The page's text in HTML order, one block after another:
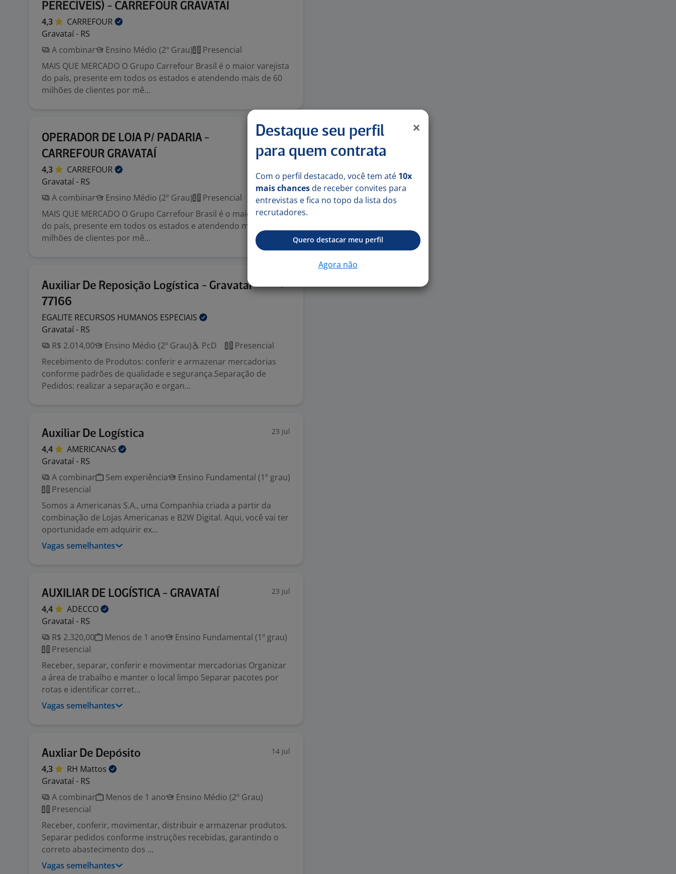
PERECÍVEIS) - CARREFOUR GRAVATAÍ
4,3
CARREFOUR
Gravataí - RS
A combinar
Ensino Médio (2º Grau)
Presencial
MAIS QUE MERCADO O Grupo Carrefour Brasil é o maior varejista
do país, presente em todos os estados e atendendo mais de 60
milhões de clientes por mê...
OPERADOR DE LOJA P/ PADARIA -
CARREFOUR GRAVATAÍ
30 jul
4,3
CARREFOUR
Gravataí - RS
A combinar
Ensino Médio (2º Grau)
Presencial
MAIS QUE MERCADO O Grupo Carrefour Brasil é o maior varejista
do país, presente em todos os estados e atendendo mais de 60
milhões de clientes por mê...
Auxiliar De Reposição Logística - Gravataí -
77166
EGALITE RECURSOS HUMANOS ESPECIAIS
Gravataí - RS
R$ 2.014,00
Ensino Médio (2º Grau) PcD
Presencial
Recebimento de Produtos: conferir e armazenar mercadorias
conforme padrões de qualidade e segurança.Separação de
Pedidos: realizar a separação e organ...
Auxiliar De Logística 23 jul
4,4
AMERICANAS
Gravataí - RS
A combinar
Sem experiência
Ensino Fundamental (1º grau)
Presencial
Somos a Americanas S.A., uma Companhia criada a partir da
combinação de Lojas Americanas e B2W Digital. Aqui, você vai ter
oportunidade em adquirir ex...
Vagas semelhantes
AUXILIAR DE LOGÍSTICA - GRAVATAÍ 23 jul
4,4
ADECCO
Gravataí - RS
R$ 2.320,00
Menos de 1 ano
Ensino Fundamental (1º grau)
Presencial
Receber, separar, conferir e movimentar mercadorias Organizar
a área de trabalho e manter o local limpo Separar pacotes por
rotas e identificar corret...
Vagas semelhantes
Auxliar De Depósito 14 jul
4,3 RH Mattos
Gravataí - RS
A combinar
Menos de 1 ano
Ensino Médio (2º Grau)
Presencial
Receber, conferir, movimentar, distribuir e armazenar produtos.
Separar pedidos conforme instruções recebidas, garantindo o
correto abastecimento dos ...
Vagas semelhantes
Destaque seu perfil
para quem contrata
Com o perfil destacado, você tem até 10x
mais chances de receber convites para
entrevistas e fica no topo da lista dos
recrutadores.
Quero destacar meu perfil
Agora não